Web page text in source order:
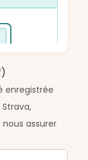
enregistrée
nous assurer